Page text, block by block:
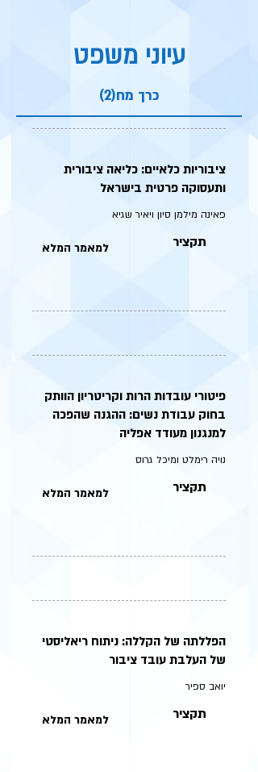
עיוני משפט
כרך מח(2)
ציבוריות כלאיים: כליאה ציבורית
ותעסוקה פרטית בישראל
פאינה מילמן סיון ויאיר שגיא
למאמר המלא תקציר
פיטורי עובדות הרות וקריטריון הוותק
בחוק עבודת נשים: ההגנה שהפכה
למנגנון מעודד אפליה
נויה רימלט ומיכל גרוס
למאמר המלא תקציר
הפללתה של הקללה: ניתוח ריאליסטי
של העלבת עובד ציבור
יואב ספיר
למאמר המלא תקציר